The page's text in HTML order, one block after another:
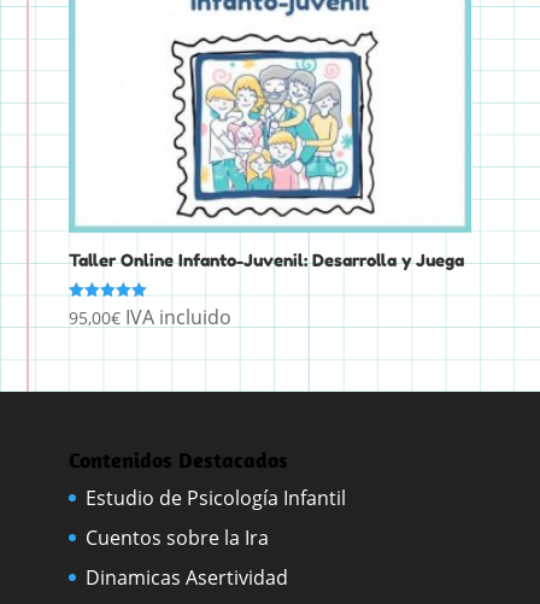
Taller Online Infanto-Juvenil: Desarrolla y Juega
Valorado
con
95,00€ IVA incluido
Contenidos Destacados
Estudio de Psicología Infantil
Cuentos sobre la Ira
Dinamicas Asertividad